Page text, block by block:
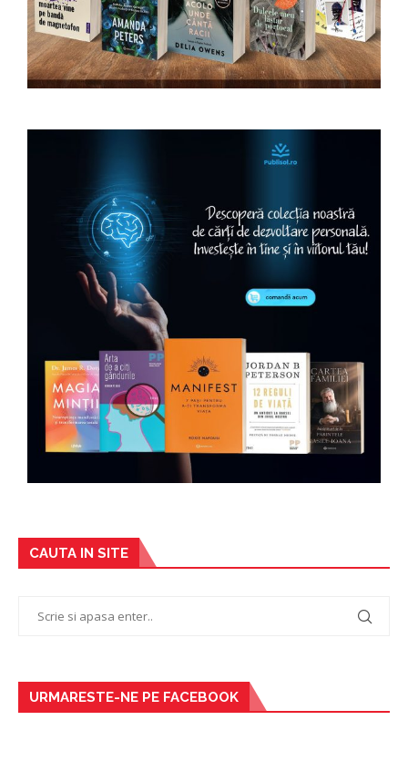
CAUTA IN SITE
URMARESTE-NE PE FACEBOOK